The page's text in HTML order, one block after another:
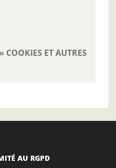
COOKIES ET AUTRES
AU RGPD